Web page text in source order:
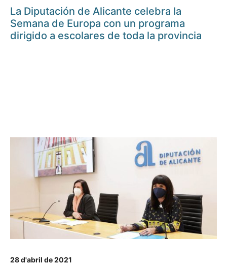
La Diputación de Alicante celebra la
Semana de Europa con un programa
dirigido a escolares de toda la provincia
28 d'abril de 2021